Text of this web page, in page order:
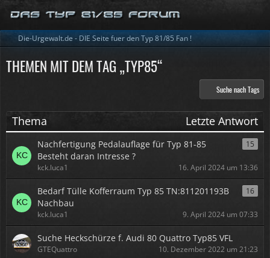
Die-Urgewalt.de - DIE Seite fuer den Typ 81/85 Fan !
THEMEN MIT DEM TAG „TYP85“
Suche nach Tags
Thema Letzte Antwort
Nachfertigung Pedalauflage für Typ 81-85
Besteht daran Intresse ?
15
kck.luca1 16. April 2024 um 13:36
Bedarf Tülle Kofferraum Typ 85 TN:811201193B
Nachbau
16
kck.luca1 9. April 2024 um 07:33
Suche Heckschürze f. Audi 80 Quattro Typ85 VFL
GTEQuattro 10. Dezember 2022 um 21:23